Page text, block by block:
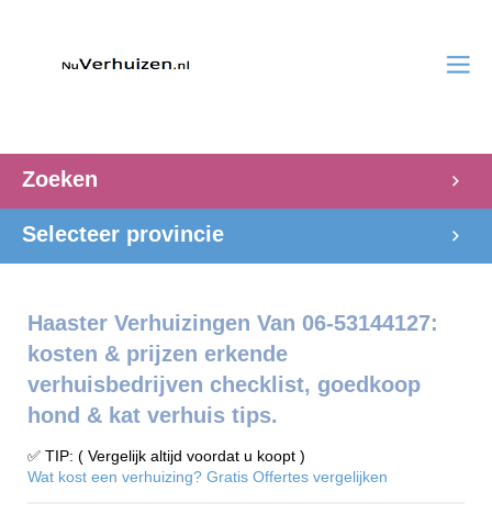
Zoeken
Selecteer provincie
Haaster Verhuizingen Van 06-53144127:
kosten & prijzen erkende
verhuisbedrijven checklist, goedkoop
hond & kat verhuis tips.
✅ TIP: ( Vergelijk altijd voordat u koopt )
Wat kost een verhuizing? Gratis Offertes vergelijken